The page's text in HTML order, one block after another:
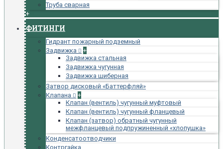
Труба сварная
+
ФИТИНГИ
Гидрант пожарный подземный
Задвижка
+
Задвижка стальная
Задвижка чугунная
Задвижка шиберная
Затвор дисковый «Баттерфляй»
Клапана
+
Клапан (вентиль) чугунный муфтовый
Клапан (вентиль) чугунный фланцевый
Клапан (затвор) обратный чугунный
межфланцевый подпружиненный «хлопушка»
Конденсатоотводчики
Контргайка